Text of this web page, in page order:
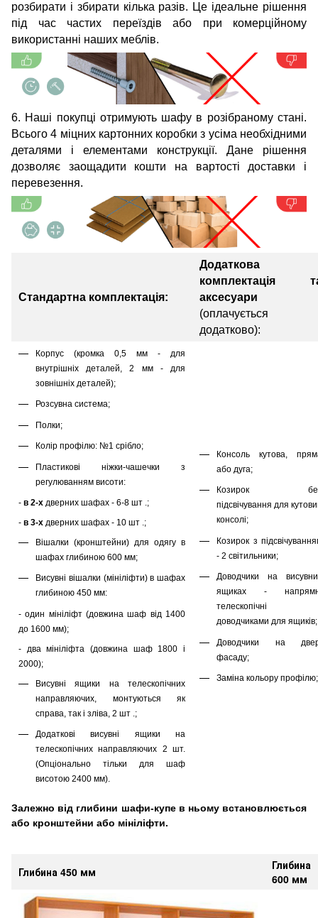
розбирати і збирати кілька разів. Це ідеальне рішення
під час частих переїздів або при комерційному
використанні наших меблів.
6. Наші покупці отримують шафу в розібраному стані.
Всього 4 міцних картонних коробки з усіма необхідними
деталями і елементами конструкції. Дане рішення
дозволяє заощадити кошти на вартості доставки і
перевезення.
Стандартна комплектація:
Додаткова
комплектація
аксесуари
(оплачується
додатково):
Корпус (кромка 0,5 мм - для
внутрішніх деталей, 2 мм - для
зовнішніх деталей);
Розсувна система;
Полки;
Колір профілю: №1 срібло;
Пластикові ніжки-чашечки з
регулюванням висоти:
- в 2-х дверних шафах - 6-8 шт .;
- в 3-х дверних шафах - 10 шт .;
Вішалки (кронштейни) для одягу в
шафах глибиною 600 мм;
Висувні вішалки (мініліфти) в шафах
глибиною 450 мм:
- один мініліфт (довжина шаф від 1400
до 1600 мм);
- два мініліфта (довжина шаф 1800 і
2000);
Висувні ящики на телескопічних
направляючих, монтуються як
справа, так і зліва, 2 шт .;
Додаткові висувні ящики на
телескопічних направляючих 2 шт.
(Опціонально тільки для шаф
висотою 2400 мм).
Консоль кутова,
або дуга;
Козирок
підсвічування для
консолі;
Козирок з
- 2 світильники;
Доводчики на
ящиках -
телескопічні
доводчиками для ящиків;
Доводчики на
фасаду;
Заміна кольору профілю;
Залежно від глибини шафи-купе в ньому встановлюється
або кронштейни або мініліфти.
Глибина 450 мм
Глибина
600 мм